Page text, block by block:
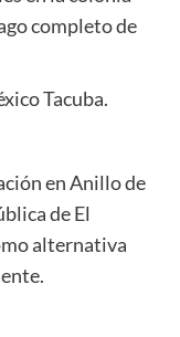
completo de
Tacuba.
en Anillo de
de El
alternativa